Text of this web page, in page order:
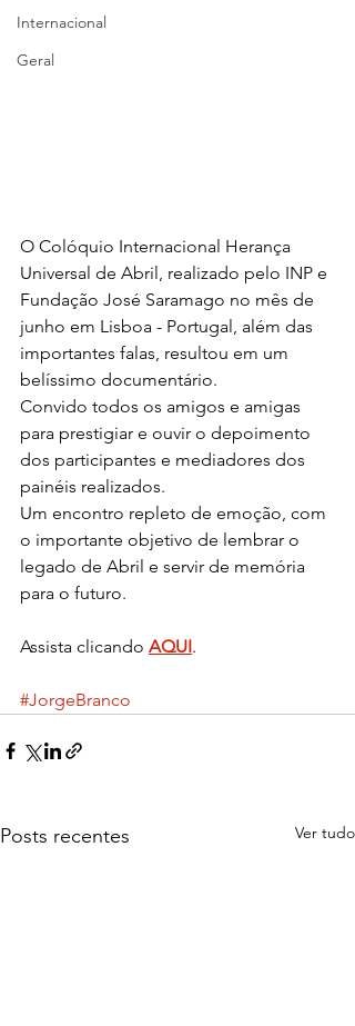
Internacional
Geral
O Colóquio Internacional Herança
Universal de Abril, realizado pelo INP e
Fundação José Saramago no mês de
junho em Lisboa - Portugal, além das
importantes falas, resultou em um
belíssimo documentário.
Convido todos os amigos e amigas
para prestigiar e ouvir o depoimento
dos participantes e mediadores dos
painéis realizados.
Um encontro repleto de emoção, com
o importante objetivo de lembrar o
legado de Abril e servir de memória
para o futuro.
Assista clicando AQUI.
#JorgeBranco
Posts recentes Ver tudo